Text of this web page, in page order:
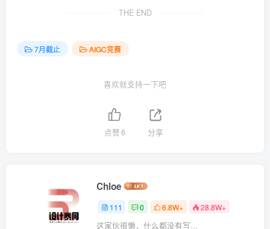
THE END
7月截止 AIGC竞赛
喜欢就支持一下吧
点赞6 分享
Chloe
111 0 6.8W+ 28.8W+
这家伙很懒，什么都没有写...